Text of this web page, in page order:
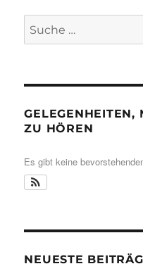
Suche
nach:
GELEGENHEITEN,
ZU HÖREN
Es gibt keine
NEUESTE